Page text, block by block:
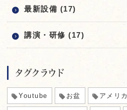
最新設備 (17)
講演・研修 (17)
タグクラウド
Youtube お盆 アメリカ